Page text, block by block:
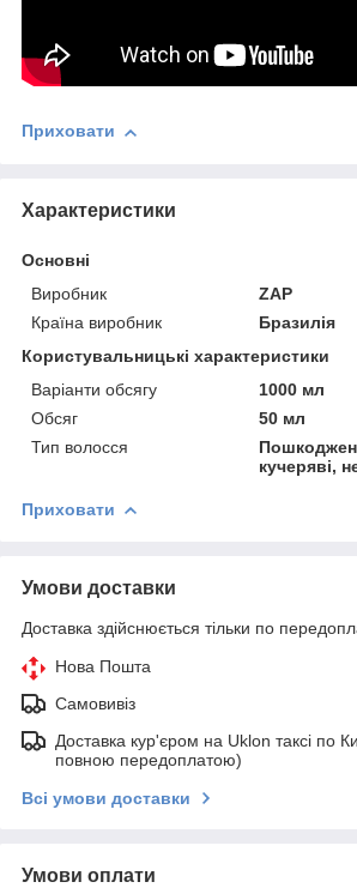
Приховати
Характеристики
Основні
Виробник
ZAP
Країна виробник
Бразилія
Користувальницькі характеристики
Варіанти обсягу
1000 мл
Обсяг
50 мл
Тип волосся
кучеряві,
Приховати
Умови доставки
Доставка здійснюється тільки по
Нова Пошта
Самовивіз
Доставка кур'єром на Uklon таксі по
повною передоплатою)
Всі умови доставки
Умови оплати